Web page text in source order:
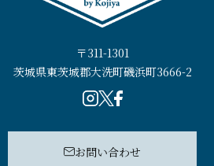
〒311-1301
茨城県東茨城郡大洗町磯浜町3666-2
お問い合わせ